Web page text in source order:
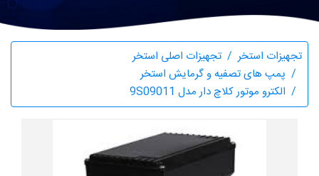
تجهیزات استخر
تجهیزات اصلی استخر
پمپ های تصفیه و گرمایش استخر
الکترو موتور کلاچ دار مدل 9S09011